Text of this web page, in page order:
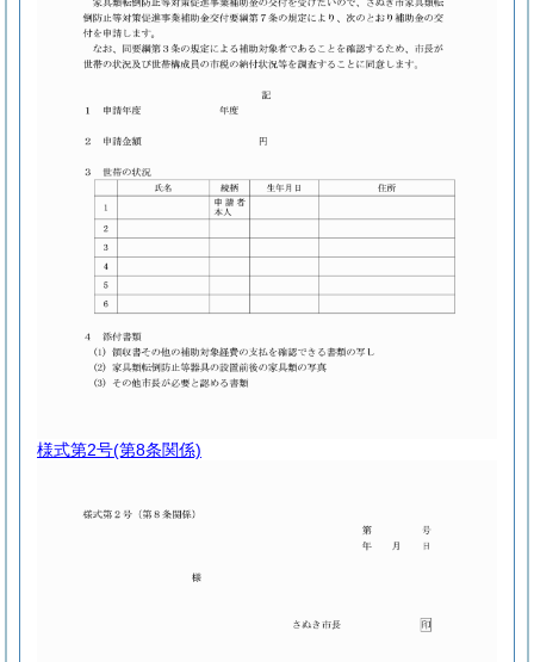
様式第2号(第8条関係)